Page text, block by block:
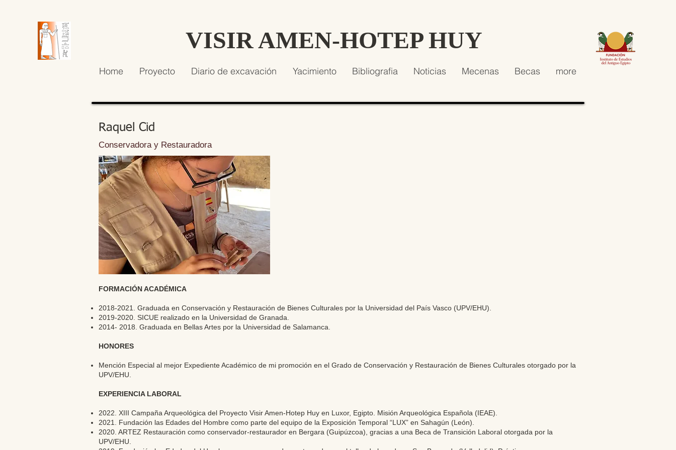
VISIR AMEN-HOTEP HUY
Home Proyecto Diario de excavación Yacimiento Bibliografia Noticias Mecenas Becas more
Raquel Cid
Conservadora y Restauradora
FORMACIÓN ACADÉMICA
2018-2021. Graduada en Conservación y Restauración de Bienes Culturales por la Universidad del País Vasco (UPV/EHU).
2019-2020. SICUE realizado en la Universidad de Granada.
2014- 2018. Graduada en Bellas Artes por la Universidad de Salamanca.
HONORES
Mención Especial al mejor Expediente Académico de mi promoción en el Grado de Conservación y Restauración de Bienes Culturales otorgado por la
UPV/EHU.
EXPERIENCIA LABORAL
2022. XIII Campaña Arqueológica del Proyecto Visir Amen-Hotep Huy en Luxor, Egipto. Misión Arqueológica Española (IEAE).
2021. Fundación las Edades del Hombre como parte del equipo de la Exposición Temporal “LUX” en Sahagún (León).
2020. ARTEZ Restauración como conservador-restaurador en Bergara (Guipúzcoa), gracias a una Beca de Transición Laboral otorgada por la
UPV/EHU.